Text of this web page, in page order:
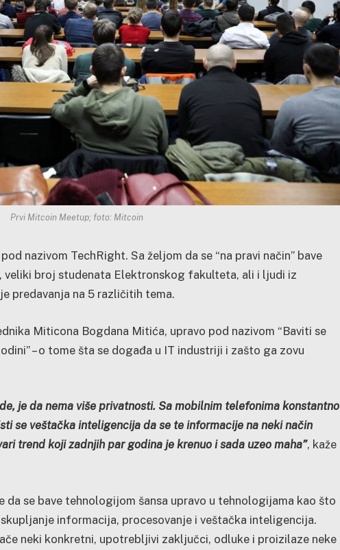
Prvi Mitcoin Meetup; foto: Mitcoin
nazivom TechRight. Sa željom da se “na pravi način” bave
veliki broj studenata Elektronskog fakulteta, ali i ljudi iz
predavanja na 5 različitih tema.
Miticona Bogdana Mitića, upravo pod nazivom “Baviti se
– o tome šta se događa u IT industriji i zašto ga zovu
je da nema više privatnosti. Sa mobilnim telefonima konstantno
se veštačka inteligencija da se te informacije na neki način
trend koji zadnjih par godina je krenuo i sada uzeo maha”, kaže
da se bave tehnologijom šansa upravo u tehnologijama kao što
skupljanje informacija, procesovanje i veštačka inteligencija.
neki konkretni, upotrebljivi zaključci, odluke i proizilaze neke